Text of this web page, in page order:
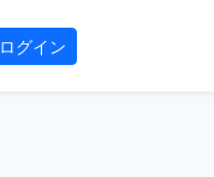
ログイン